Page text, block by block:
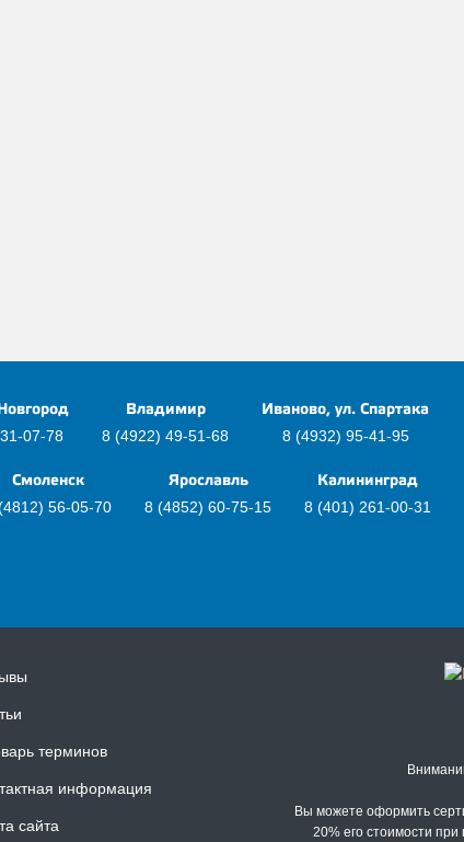
07-78
Владимир
8 (4922) 49-51-68
Иваново, ул. Спартака
8 (4932) 95-41-95
Смоленск
56-05-70
Ярославль
8 (4852) 60-75-15
Калининград
8 (401) 261-00-31
терминов
информация
сайта
Вы можете оформить
20% его стоимости